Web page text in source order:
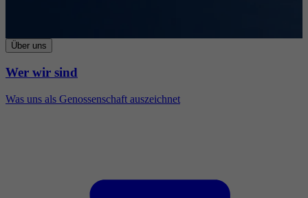
Über uns
Wer wir sind
Was uns als Genossenschaft auszeichnet